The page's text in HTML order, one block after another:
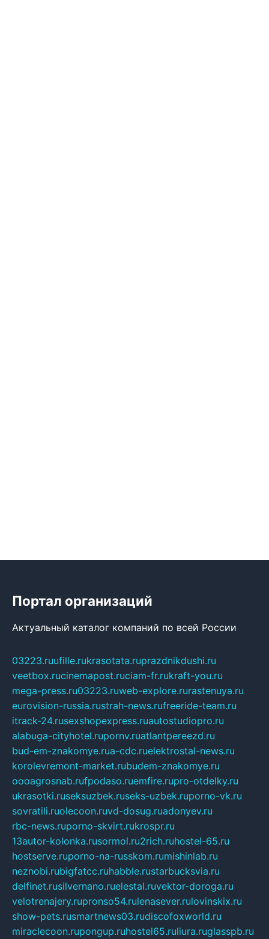
Портал организаций
Актуальный каталог компаний по всей России
03223.ruufille.rukrasotata.ruprazdnikdushi.ru
veetbox.rucinemapost.ruciam-fr.rukraft-you.ru
mega-press.ru03223.ruweb-explore.rurastenuya.ru
eurovision-russia.rustrah-news.rufreeride-team.ru
itrack-24.rusexshopexpress.ruautostudiopro.ru
alabuga-cityhotel.rupornv.ruatlantpereezd.ru
bud-em-znakomye.rua-cdc.ruelektrostal-news.ru
korolevremont-market.rubudem-znakomye.ru
oooagrosnab.rufpodaso.ruemfire.rupro-otdelky.ru
ukrasotki.ruseksuzbek.ruseks-uzbek.ruporno-vk.ru
sovratili.ruolecoon.ruvd-dosug.ruadonyev.ru
rbc-news.ruporno-skvirt.rukrospr.ru
13autor-kolonka.rusormol.ru2rich.ruhostel-65.ru
hostserve.ruporno-na-russkom.rumishinlab.ru
neznobi.rubigfatcc.ruhabble.rustarbucksvia.ru
delfinet.rusilvernano.ruelestal.ruvektor-doroga.ru
velotrenajery.rupronso54.rulenasever.rulovinskix.ru
show-pets.rusmartnews03.rudiscofoxworld.ru
miraclecoon.rupongup.ruhostel65.ruliura.ruglasspb.ru